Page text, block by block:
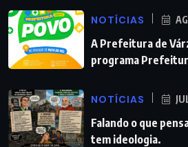
NOTÍCIAS
A Prefeitura de
programa
NOTÍCIAS
Falando o que
tem ideologia.